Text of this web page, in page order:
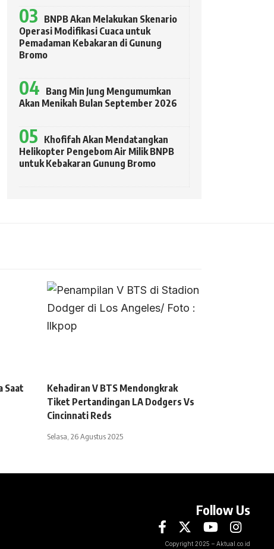
BNPB Akan Melakukan Skenario
Operasi Modifikasi Cuaca untuk
Pemadaman Kebakaran di Gunung
Bromo
Bang Min Jung Mengumumkan
Akan Menikah Bulan September 2026
Khofifah Akan Mendatangkan
Helikopter Pengebom Air Milik BNPB
untuk Kebakaran Gunung Bromo
Saat
Kehadiran V BTS Mendongkrak
Tiket Pertandingan LA Dodgers Vs
Cincinnati Reds
Selasa, 26 Agustus 2025
Follow Us
Copyright 2025 – Aktual.co.id